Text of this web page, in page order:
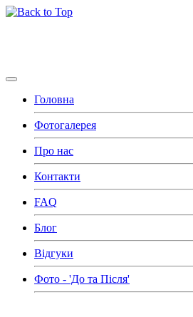
Головна
Фотогалерея
Про нас
Контакти
FAQ
Блог
Відгуки
Фото - 'До та Після'